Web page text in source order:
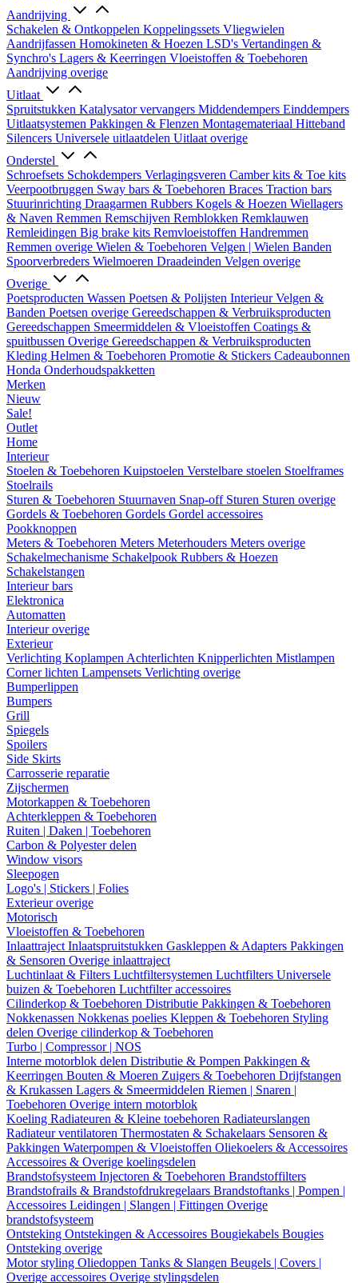
Aandrijving
Schakelen & Ontkoppelen Koppelingssets Vliegwielen
Aandrijfassen Homokineten & Hoezen LSD's Vertandingen &
Synchro's Lagers & Keerringen Vloeistoffen & Toebehoren
Aandrijving overige
Uitlaat
Spruitstukken Katalysator vervangers Middendempers Einddempers
Uitlaatsystemen Pakkingen & Flenzen Montagemateriaal Hitteband
Silencers Universele uitlaatdelen Uitlaat overige
Onderstel
Schroefsets Schokdempers Verlagingsveren Camber kits & Toe kits
Veerpootbruggen Sway bars & Toebehoren Braces Traction bars
Stuurinrichting Draagarmen Rubbers Kogels & Hoezen Wiellagers
& Naven Remmen Remschijven Remblokken Remklauwen
Remleidingen Big brake kits Remvloeistoffen Handremmen
Remmen overige Wielen & Toebehoren Velgen | Wielen Banden
Spoorverbreders Wielmoeren Draadeinden Velgen overige
Overige
Poetsproducten Wassen Poetsen & Polijsten InterieurVelgen &
Banden Poetsen overige Gereedschappen & Verbruiksproducten
Gereedschappen Smeermiddelen & Vloeistoffen Coatings &
spuitbussen Overige Gereedschappen & Verbruiksproducten
Kleding Helmen & Toebehoren Promotie & Stickers Cadeaubonnen
Honda Onderhoudspakketten
Merken
Nieuw
Sale!
Outlet
Home
Interieur
Stoelen & Toebehoren Kuipstoelen Verstelbare stoelen Stoelframes
Stoelrails
Sturen & Toebehoren Stuurnaven Snap-off Sturen Sturen overige
Gordels & Toebehoren Gordels Gordel accessoires
Pookknoppen
Meters & Toebehoren Meters Meterhouders Meters overige
Schakelmechanisme Schakelpook Rubbers & Hoezen
Schakelstangen
Interieur bars
Elektronica
Automatten
Interieur overige
Exterieur
Verlichting Koplampen Achterlichten Knipperlichten Mistlampen
Corner lichten Lampensets Verlichting overige
Bumperlippen
Bumpers
Grill
Spiegels
Spoilers
Side Skirts
Carrosserie reparatie
Zijschermen
Motorkappen & Toebehoren
Achterkleppen & Toebehoren
Ruiten | Daken | Toebehoren
Carbon & Polyester delen
Window visors
Sleepogen
Logo's | Stickers | Folies
Exterieur overige
Motorisch
Vloeistoffen & Toebehoren
Inlaattraject Inlaatspruitstukken Gaskleppen & Adapters Pakkingen
& Sensoren Overige inlaattraject
Luchtinlaat & Filters Luchtfiltersystemen Luchtfilters Universele
buizen & Toebehoren Luchtfilter accessoires
Cilinderkop & Toebehoren Distributie Pakkingen & Toebehoren
Nokkenassen Nokkenas poelies Kleppen & Toebehoren Styling
delen Overige cilinderkop & Toebehoren
Turbo | Compressor | NOS
Interne motorblok delen Distributie & Pompen Pakkingen &
Keerringen Bouten & Moeren Zuigers & Toebehoren Drijfstangen
& Krukassen Lagers & Smeermiddelen Riemen | Snaren |
Toebehoren Overige intern motorblok
Koeling Radiateuren & Kleine toebehoren Radiateurslangen
Radiateur ventilatoren Thermostaten & Schakelaars Sensoren &
Pakkingen Waterpompen & Vloeistoffen Oliekoelers & Accessoires
Accessoires & Overige koelingsdelen
Brandstofsysteem Injectoren & Toebehoren Brandstoffilters
Brandstofrails & Brandstofdrukregelaars Brandstoftanks | Pompen |
Accessoires Leidingen | Slangen | Fittingen Overige
brandstofsysteem
Ontsteking Ontstekingen & Accessoires Bougiekabels Bougies
Ontsteking overige
Motor styling Oliedoppen Tanks & Slangen Beugels | Covers |
Overige accessoires Overige stylingsdelen